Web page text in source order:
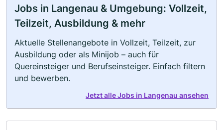
Jobs in Langenau & Umgebung: Vollzeit,
Teilzeit, Ausbildung & mehr
Aktuelle Stellenangebote in Vollzeit, Teilzeit, zur
Ausbildung oder als Minijob – auch für
Quereinsteiger und Berufseinsteiger. Einfach filtern
und bewerben.
Jetzt alle Jobs in Langenau ansehen